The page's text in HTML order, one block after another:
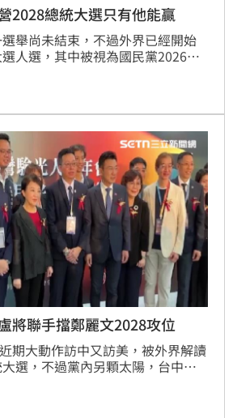
2028總統大選只有他能贏
舉尚未結束，不過外界已經開始
人選，其中被視為國民黨2026九
爭取連任，完全沒有想2028的事
然連任。
將聯手擋鄭麗文2028攻位
期大動作訪中又訪美，被外界解讀
選，不過黨內另顆太陽，台中市
盟，抗衡鄭麗文的親中立場，等年